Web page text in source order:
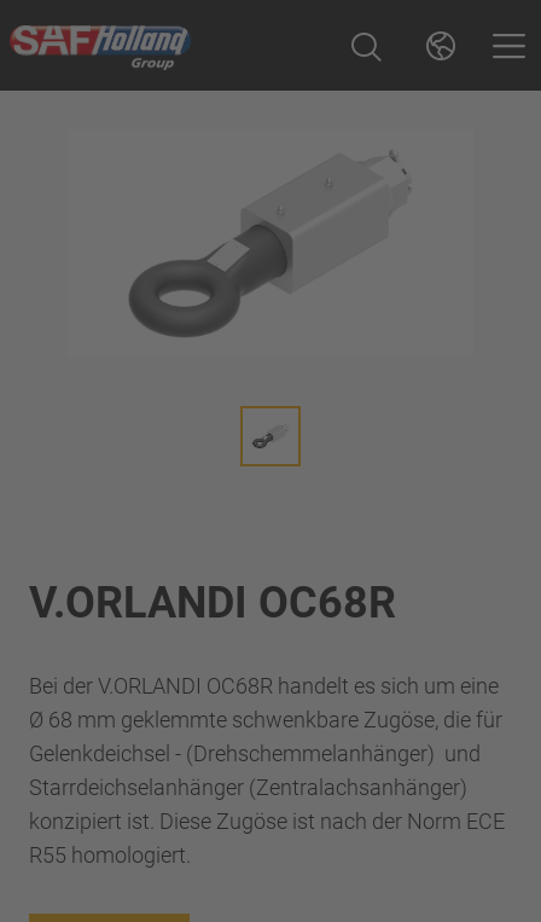
V.ORLANDI OC68R
Bei der V.ORLANDI OC68R handelt es sich um eine
Ø 68 mm geklemmte schwenkbare Zugöse, die für
Gelenkdeichsel - (Drehschemmelanhänger) und
Starrdeichselanhänger (Zentralachsanhänger)
konzipiert ist. Diese Zugöse ist nach der Norm ECE
R55 homologiert.